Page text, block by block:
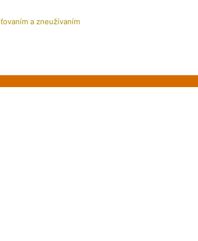
a zneužívaním